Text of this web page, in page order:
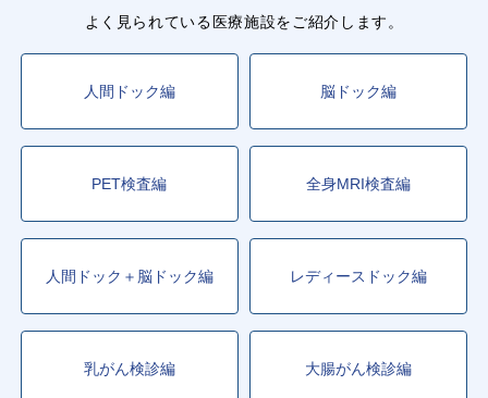
よく見られている医療施設をご紹介します。
人間ドック編 脳ドック編
PET検査編 全身MRI検査編
人間ドック＋脳ドック編 レディースドック編
乳がん検診編 大腸がん検診編